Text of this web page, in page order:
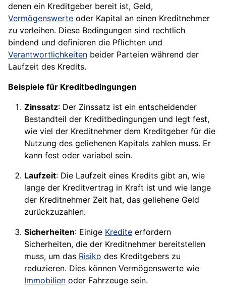
denen ein Kreditgeber bereit ist, Geld,
Vermögenswerte oder Kapital an einen Kreditnehmer
zu verleihen. Diese Bedingungen sind rechtlich
bindend und definieren die Pflichten und
Verantwortlichkeiten beider Parteien während der
Laufzeit des Kredits.
Beispiele für Kreditbedingungen
Zinssatz: Der Zinssatz ist ein entscheidender
Bestandteil der Kreditbedingungen und legt fest,
wie viel der Kreditnehmer dem Kreditgeber für die
Nutzung des geliehenen Kapitals zahlen muss. Er
kann fest oder variabel sein.
Laufzeit: Die Laufzeit eines Kredits gibt an, wie
lange der Kreditvertrag in Kraft ist und wie lange
der Kreditnehmer Zeit hat, das geliehene Geld
zurückzuzahlen.
Sicherheiten: Einige Kredite erfordern
Sicherheiten, die der Kreditnehmer bereitstellen
muss, um das Risiko des Kreditgebers zu
reduzieren. Dies können Vermögenswerte wie
Immobilien oder Fahrzeuge sein.